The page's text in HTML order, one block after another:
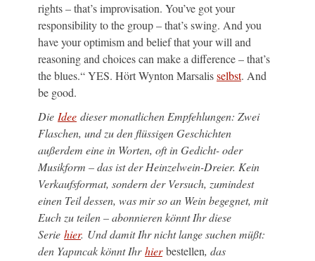
rights – that’s improvisation. You’ve got your
responsibility to the group – that’s swing. And you
have your optimism and belief that your will and
reasoning and choices can make a difference – that’s
the blues.“ YES. Hört Wynton Marsalisselbst. And
be good.
Die Idee dieser monatlichen Empfehlungen: Zwei
Flaschen, und zu den flüssigen Geschichten
außerdem eine in Worten, oft in Gedicht- oder
Musikform – das ist der Heinzelwein-Dreier. Kein
Verkaufsformat, sondern der Versuch, zumindest
einen Teil dessen, was mir so an Wein begegnet, mit
Euch zu teilen – abonnieren könnt Ihr diese
Serie hier. Und damit Ihr nicht lange suchen müßt:
den Yapıncak könnt Ihrhierbestellen, das